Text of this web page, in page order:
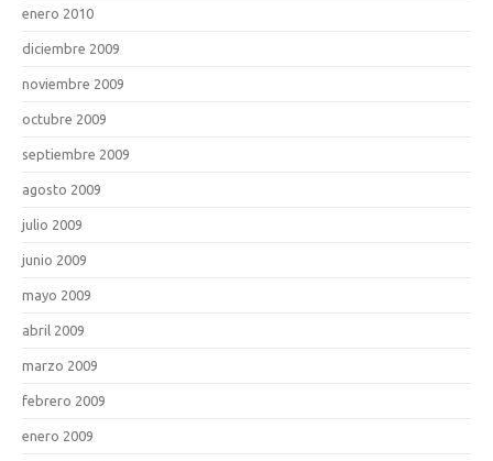
enero 2010
diciembre 2009
noviembre 2009
octubre 2009
septiembre 2009
agosto 2009
julio 2009
junio 2009
mayo 2009
abril 2009
marzo 2009
febrero 2009
enero 2009